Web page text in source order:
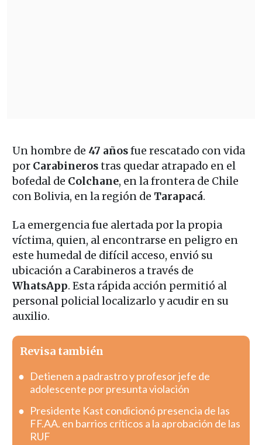
Un hombre de 47 añosfue rescatado con vida
porCarabinerostras quedar atrapado en el
bofedal de Colchane, en la frontera de Chile
con Bolivia, en la región de Tarapacá.
La emergencia fue alertada por la propia
víctima, quien, al encontrarse en peligro en
este humedal de difícil acceso, envió su
ubicación a Carabineros a través de
WhatsApp. Esta rápida acción permitió al
personal policial localizarlo y acudir en su
auxilio.
Revisa también
Detienen a padrastro y profesor jefe de
adolescente por presunta violación
Presidente Kast condicionó presencia de las
FF.AA. en barrios críticos a la aprobación de las
RUF